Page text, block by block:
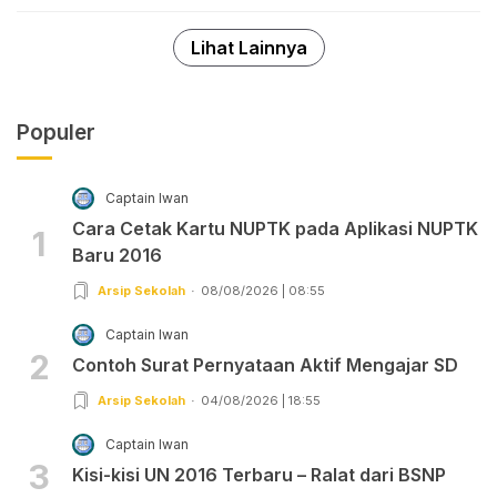
Lihat Lainnya
Populer
1
Captain Iwan
Cara Cetak Kartu NUPTK pada Aplikasi NUPTK
Baru 2016
Arsip Sekolah 08/08/2026 | 08:55
2
Captain Iwan
Contoh Surat Pernyataan Aktif Mengajar SD
Arsip Sekolah 04/08/2026 | 18:55
3
Captain Iwan
Kisi-kisi UN 2016 Terbaru – Ralat dari BSNP